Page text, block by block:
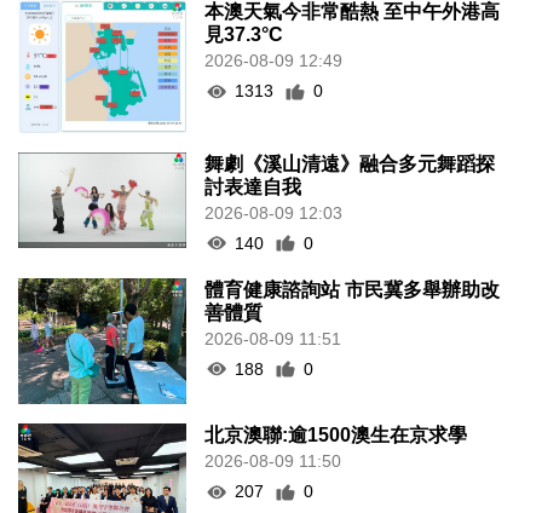
本澳天氣今非常酷熱 至中午外港高
見37.3°C
2026-08-09 12:49
1313
0
舞劇《溪山清遠》融合多元舞蹈探
討表達自我
2026-08-09 12:03
140
0
體育健康諮詢站 市民冀多舉辦助改
善體質
2026-08-09 11:51
188
0
北京澳聯:逾1500澳生在京求學
2026-08-09 11:50
207
0